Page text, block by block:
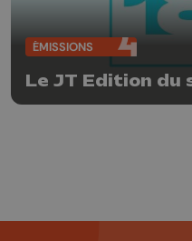
ÉMISSIONS
Le JT Edition